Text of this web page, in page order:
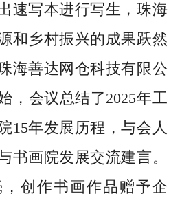
速写本进行写生，珠海
和乡村振兴的成果跃然
海善达网仓科技有限公
，会议总结了2025年工
15年发展历程，与会人
书画院发展交流建言。
创作书画作品赠予企